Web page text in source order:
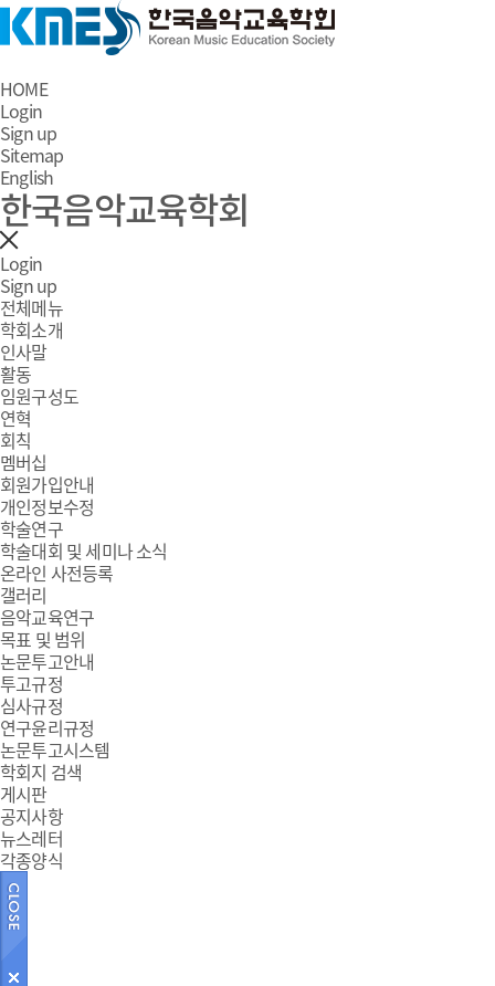
HOME
Login
Sign up
Sitemap
English
한국음악교육학회
Login
Sign up
전체메뉴
학회소개
인사말
활동
임원구성도
연혁
회칙
멤버십
회원가입안내
개인정보수정
학술연구
학술대회 및 세미나 소식
온라인 사전등록
갤러리
음악교육연구
목표 및 범위
논문투고안내
투고규정
심사규정
연구윤리규정
논문투고시스템
학회지 검색
게시판
공지사항
뉴스레터
각종양식